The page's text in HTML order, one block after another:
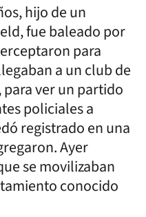
hijo de un
fue baleado por
para
a un club de
para ver un partido
policiales a
registrado en una
Ayer
se movilizaban
conocido